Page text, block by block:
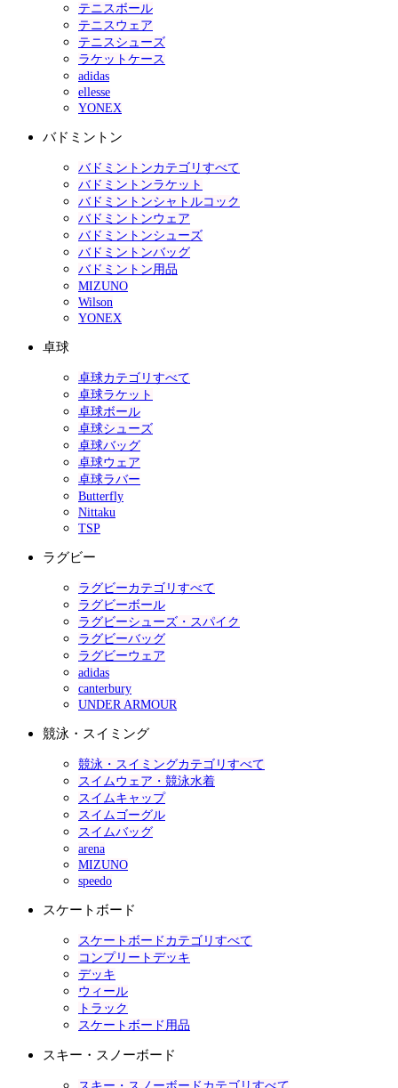
テニスボール
テニスウェア
テニスシューズ
ラケットケース
adidas
ellesse
YONEX
バドミントン
バドミントンカテゴリすべて
バドミントンラケット
バドミントンシャトルコック
バドミントンウェア
バドミントンシューズ
バドミントンバッグ
バドミントン用品
MIZUNO
Wilson
YONEX
卓球
卓球カテゴリすべて
卓球ラケット
卓球ボール
卓球シューズ
卓球バッグ
卓球ウェア
卓球ラバー
Butterfly
Nittaku
TSP
ラグビー
ラグビーカテゴリすべて
ラグビーボール
ラグビーシューズ・スパイク
ラグビーバッグ
ラグビーウェア
adidas
canterbury
UNDER ARMOUR
競泳・スイミング
競泳・スイミングカテゴリすべて
スイムウェア・競泳水着
スイムキャップ
スイムゴーグル
スイムバッグ
arena
MIZUNO
speedo
スケートボード
スケートボードカテゴリすべて
コンプリートデッキ
デッキ
ウィール
トラック
スケートボード用品
スキー・スノーボード